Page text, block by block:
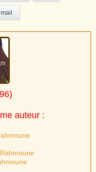
mail
auteur :